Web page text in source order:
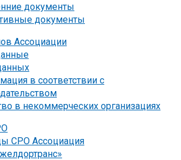
документы
документы
Ассоциации
в соответствии с
в некоммерческих организациях
СРО Ассоциация